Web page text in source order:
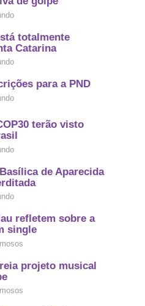
totalmente
Catarina
para a PND
terão visto
de Aparecida
refletem sobre a
single
projeto musical